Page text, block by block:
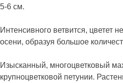
5-6 см.
Интенсивного ветвится, цветет
осени, образуя большое
Изысканный, многоцветковый
крупноцветковой петунии.